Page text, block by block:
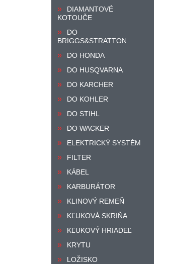
DIAMANTOVÉ
KOTOUČE
DO
BRIGGS&STRATTON
DO HONDA
DO HUSQVARNA
DO KARCHER
DO KOHLER
DO STIHL
DO WACKER
ELEKTRICKÝ SYSTÉM
FILTER
KÁBEL
KARBURÁTOR
KLINOVÝ REMEŇ
KĽUKOVÁ SKRIŇA
KĽUKOVÝ HRIADEĽ
KRYTU
LOŽISKO